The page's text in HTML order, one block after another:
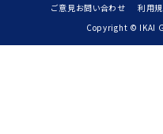
ご意見お問い合わせ 利用
Copyright © IKAI